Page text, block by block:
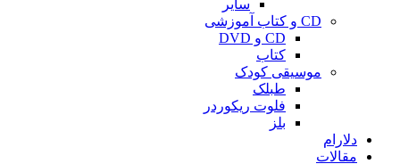
سایر
CD و کتاب آموزشی
CD و DVD
کتاب
موسیقی کودک
طبلک
فلوت ریکوردر
بلز
دلارام
مقالات